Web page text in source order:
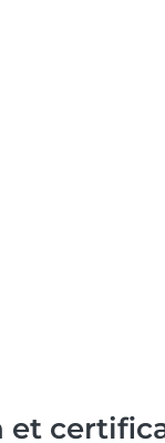
et